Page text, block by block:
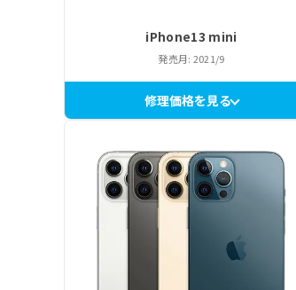
iPhone13 mini
発売月: 2021/9
修理価格を見る